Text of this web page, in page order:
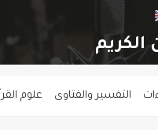
الكريم
التفسير والفتاوى علوم